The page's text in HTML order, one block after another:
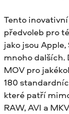
Tento
předvoleb pro
jako jsou
mnoho dalších.
MOV pro
180
které patří
RAW, AVI a